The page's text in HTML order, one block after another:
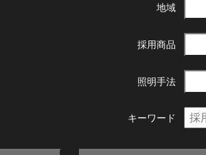
地域
採用商品
照明手法
キーワード